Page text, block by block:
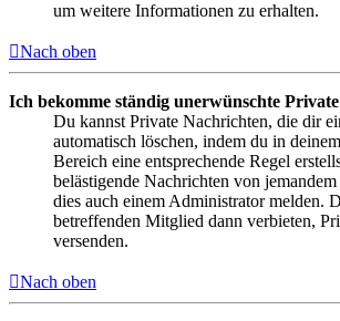
um weitere Informationen zu erhalten.
Nach oben
Ich bekomme ständig unerwünschte
Du kannst Private Nachrichten, die dir
automatisch löschen, indem du in
Bereich eine entsprechende Regel
belästigende Nachrichten von
dies auch einem Administrator melden.
betreffenden Mitglied dann verbieten,
versenden.
Nach oben